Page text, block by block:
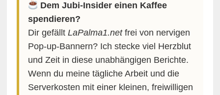
Dem Jubi-Insider einen Kaffee
spendieren?
Dir gefällt LaPalma1.netfrei von nervigen
Pop-up-Bannern? Ich stecke viel Herzblut
und Zeit in diese unabhängigen Berichte.
Wenn du meine tägliche Arbeit und die
Serverkosten mit einer kleinen, freiwilligen